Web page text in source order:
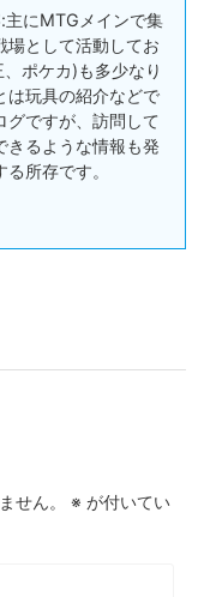
主にMTGメインで集
場として活動してお
ポケカ)も多少なり
は玩具の紹介などで
グですが、訪問して
きるような情報も発
所存です。
せん。 ※ が付いてい